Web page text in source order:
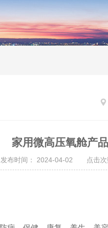
家用微高压氧舱产
发布时间： 2024-04-02 点击次